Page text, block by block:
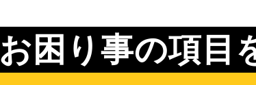
お困り事の項目